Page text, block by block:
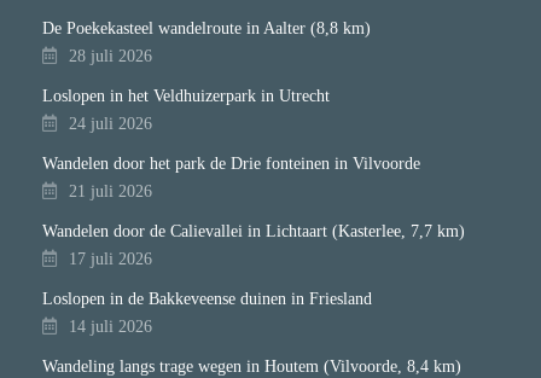
De Poekekasteel wandelroute in Aalter (8,8 km)
28 juli 2026
Loslopen in het Veldhuizerpark in Utrecht
24 juli 2026
Wandelen door het park de Drie fonteinen in Vilvoorde
21 juli 2026
Wandelen door de Calievallei in Lichtaart (Kasterlee, 7,7 km)
17 juli 2026
Loslopen in de Bakkeveense duinen in Friesland
14 juli 2026
Wandeling langs trage wegen in Houtem (Vilvoorde, 8,4 km)